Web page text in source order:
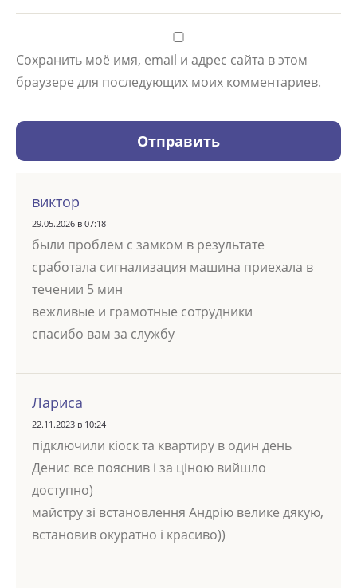
Сохранить моё имя, email и адрес сайта в этом
браузере для последующих моих комментариев.
виктор
29.05.2026 в 07:18
были проблем с замком в результате
сработала сигнализация машина приехала в
течении 5 мин
вежливые и грамотные сотрудники
спасибо вам за службу
Лариса
22.11.2023 в 10:24
підключили кіоск та квартиру в один день
Денис все пояснив і за ціною вийшло
доступно)
майстру зі встановлення Андрію велике дякую,
встановив окуратно і красиво))